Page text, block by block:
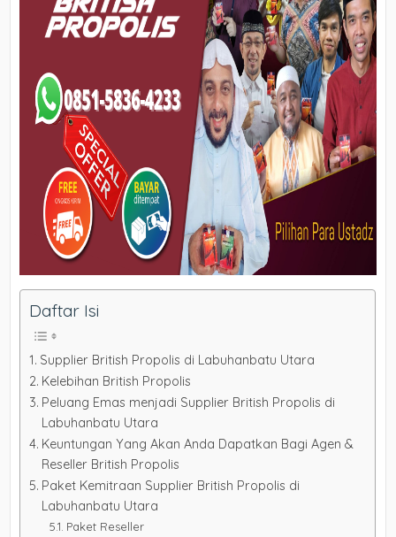
Daftar Isi
Supplier British Propolis di Labuhanbatu Utara
Kelebihan British Propolis
Peluang Emas menjadi Supplier British Propolis di
Labuhanbatu Utara
Keuntungan Yang Akan Anda Dapatkan Bagi Agen &
Reseller British Propolis
Paket Kemitraan Supplier British Propolis di
Labuhanbatu Utara
Paket Reseller